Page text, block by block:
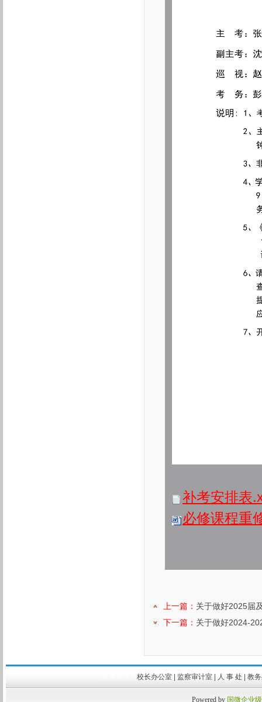
补考安排表
必修课程重
上一篇： 关于做好2025届
下一篇： 关于做好2024-
校长办公室| 监察审计室| 人 事 处 教
Powered by 国微企业